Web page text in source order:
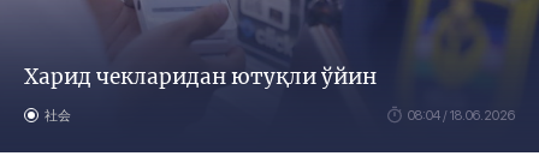
Харид чекларидан ютуқли ўйин
社会 08:04 / 18.06.2026